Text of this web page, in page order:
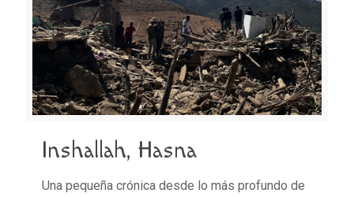
Inshallah, Hasna
Una pequeña crónica desde lo más profundo de